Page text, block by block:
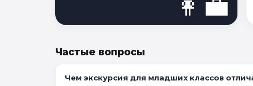
Частые вопросы
Чем экскурсия для младших классов